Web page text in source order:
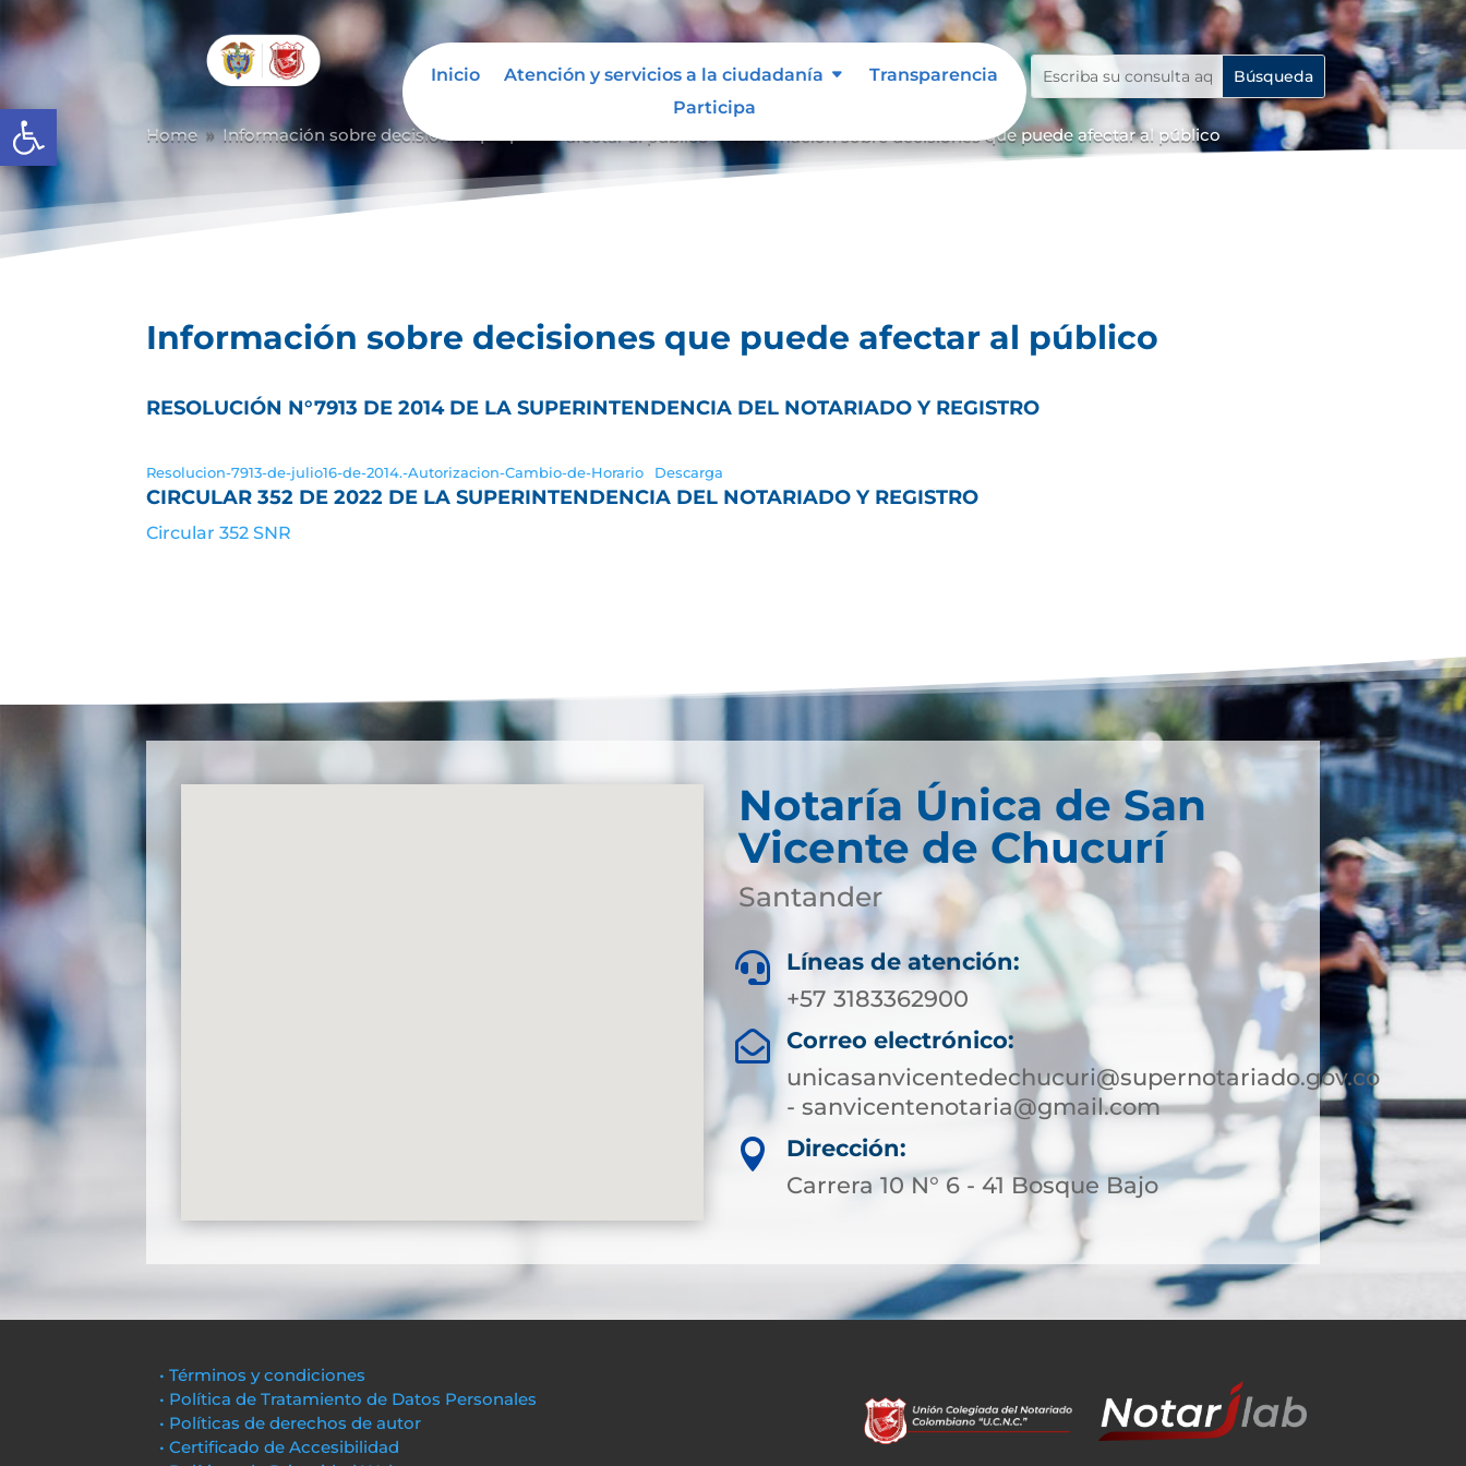
Abrir barra de herramientas
Inicio Atención y servicios a la ciudadanía
Transparencia
Participa
Home 9 Información sobre decisiones que puede afectar al público Información sobre decisiones que puede afectar al público
Información sobre decisiones que puede afectar al público
RESOLUCIÓN N°7913 DE 2014 DE LA SUPERINTENDENCIA DEL NOTARIADO Y REGISTRO
Resolucion-7913-de-julio16-de-2014.-Autorizacion-Cambio-de-Horario Descarga
CIRCULAR 352 DE 2022 DE LA SUPERINTENDENCIA DEL NOTARIADO Y REGISTRO
Circular 352 SNR
Notaría Única de San
Vicente de Chucurí
Santander

Líneas de atención:
+57 3183362900

Correo electrónico:
unicasanvicentedechucuri@supernotariado.gov.co
- sanvicentenotaria@gmail.com

Dirección:
Carrera 10 N° 6 - 41 Bosque Bajo
• Términos y condiciones
• Política de Tratamiento de Datos Personales
• Políticas de derechos de autor
• Certificado de Accesibilidad